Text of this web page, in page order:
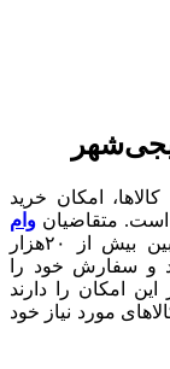
امکان خرید
متقاضیان وام
از سراسر کشور می‌توانند از بین بیش از ۲۰هزار
و سفارش خود را
امکان را دارند
مورد نیاز خود